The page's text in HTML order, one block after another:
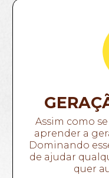
Assim como
aprender a
Dominando
de ajudar
quer